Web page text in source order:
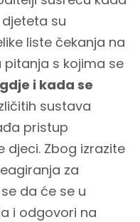
su
liste čekanja na
pitanja s kojima se
i kada se
sustava
pristup
djeci. Zbog izrazite
za
da će se u
i odgovori na